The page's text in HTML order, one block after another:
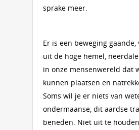
sprake meer.
Er is een beweging
uit de hoge hemel,
in onze mensenwereld dat
kunnen plaatsen en
Soms wil je er niets van
ondermaanse, dit aardse
beneden. Niet uit te